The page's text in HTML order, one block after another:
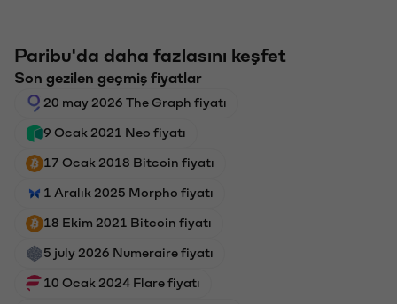
Paribu'da daha fazlasını keşfet
Son gezilen geçmiş fiyatlar
20 may 2026 The Graph fiyatı
9 Ocak 2021 Neo fiyatı
17 Ocak 2018 Bitcoin fiyatı
1 Aralık 2025 Morpho fiyatı
18 Ekim 2021 Bitcoin fiyatı
5 july 2026 Numeraire fiyatı
10 Ocak 2024 Flare fiyatı